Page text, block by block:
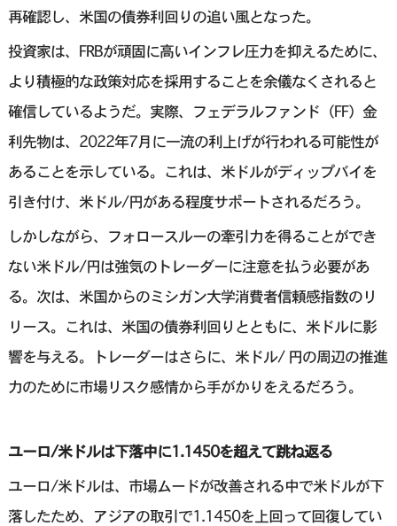
再確認し、米国の債券利回りの追い風となった。
投資家は、FRBが頑固に高いインフレ圧力を抑えるために、
より積極的な政策対応を採用することを余儀なくされると
確信しているようだ。実際、フェデラルファンド（FF）金
利先物は、2022年7月に一流の利上げが行われる可能性が
あることを示している。これは、米ドルがディップバイを
引き付け、米ドル/円がある程度サポートされるだろう。
しかしながら、フォロースルーの牽引力を得ることができ
ない米ドル/円は強気のトレーダーに注意を払う必要があ
る。次は、米国からのミシガン大学消費者信頼感指数のリ
リース。これは、米国の債券利回りとともに、米ドルに影
響を与える。トレーダーはさらに、米ドル/ 円の周辺の推進
力のために市場リスク感情から手がかりをえるだろう。
ユーロ/米ドルは下落中に1.1450を超えて跳ね返る
ユーロ/米ドルは、市場ムードが改善される中で米ドルが下
落したため、アジアの取引で1.1450を上回って回復してい